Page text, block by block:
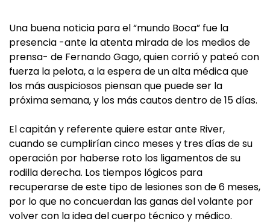
Una buena noticia para el “mundo Boca” fue la
presencia -ante la atenta mirada de los medios de
prensa- de Fernando Gago, quien corrió y pateó con
fuerza la pelota, a la espera de un alta médica que
los más auspiciosos piensan que puede ser la
próxima semana, y los más cautos dentro de 15 días.
El capitán y referente quiere estar ante River,
cuando se cumplirían cinco meses y tres días de su
operación por haberse roto los ligamentos de su
rodilla derecha. Los tiempos lógicos para
recuperarse de este tipo de lesiones son de 6 meses,
por lo que no concuerdan las ganas del volante por
volver con la idea del cuerpo técnico y médico.